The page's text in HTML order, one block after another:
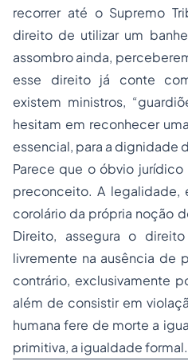
recorrer até o Supremo
direito de utilizar um
assombro ainda,
esse direito já conte
existem ministros,
hesitam em reconhecer
essencial, para a dignidade
Parece que o óbvio
preconceito. A legalidade,
corolário da própria noção
Direito, assegura o
livremente na ausência de
contrário, exclusivamente
além de consistir em
humana fere de morte a
primitiva, a igualdade formal.